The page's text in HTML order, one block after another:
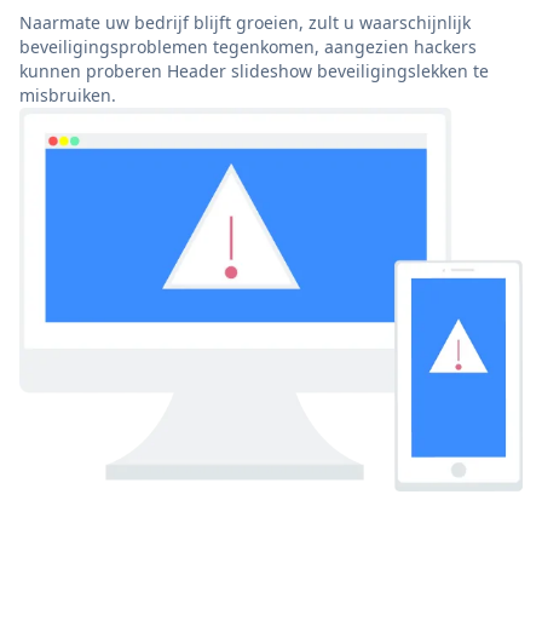
Naarmate uw bedrijf blijft groeien, zult u waarschijnlijk
beveiligingsproblemen tegenkomen, aangezien hackers
kunnen proberen Header slideshow beveiligingslekken te
misbruiken.